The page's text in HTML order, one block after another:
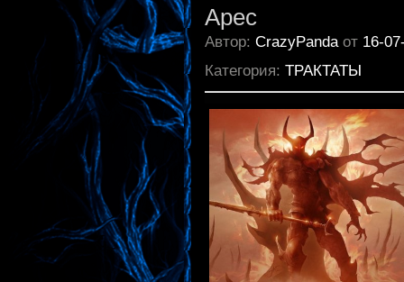
Арес
Автор: CrazyPanda от 16-
Категория: ТРАКТАТЫ